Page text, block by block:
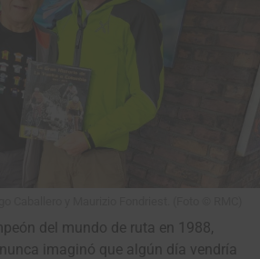
del mundo de ruta en 1988,
imaginó que algún día vendría